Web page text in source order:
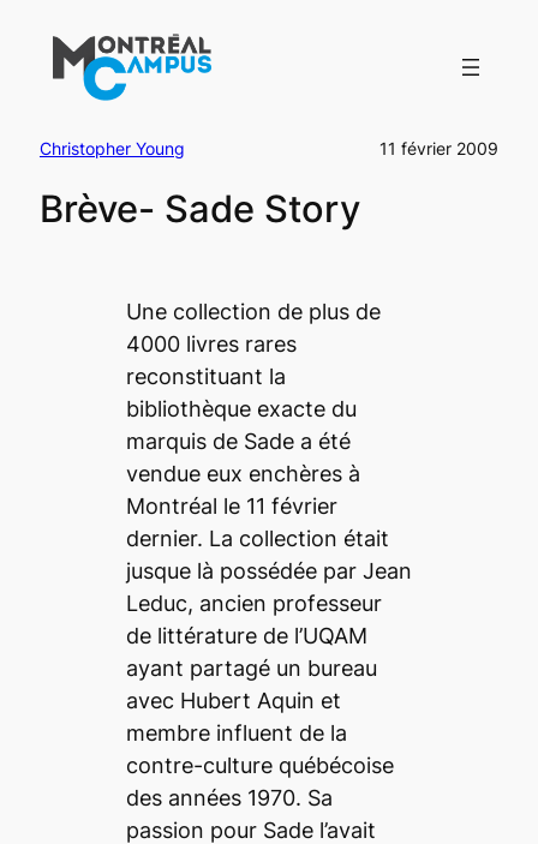
contenu
Christopher Young 11 février 2009
Brève- Sade Story
Une collection de plus de
4000 livres rares
reconstituant la
bibliothèque exacte du
marquis de Sade a été
vendue eux enchères à
Montréal le 11 février
dernier. La collection était
jusque là possédée par Jean
Leduc, ancien professeur
de littérature de l’UQAM
ayant partagé un bureau
avec Hubert Aquin et
membre influent de la
contre-culture québécoise
des années 1970. Sa
passion pour Sade l’avait